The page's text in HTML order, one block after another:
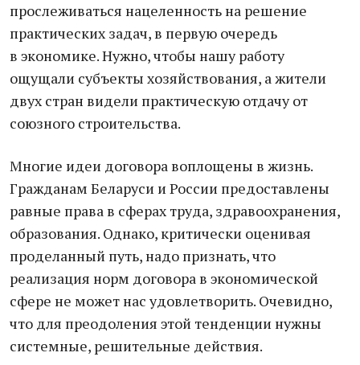
прослеживаться нацеленность на решение
практических задач, в первую очередь
в экономике. Нужно, чтобы нашу работу
ощущали субъекты хозяйствования, а жители
двух стран видели практическую отдачу от
союзного строительства.
Многие идеи договора воплощены в жизнь.
Гражданам Беларуси и России предоставлены
равные права в сферах труда, здравоохранения,
образования. Однако, критически оценивая
проделанный путь, надо признать, что
реализация норм договора в экономической
сфере не может нас удовлетворить. Очевидно,
что для преодоления этой тенденции нужны
системные, решительные действия.